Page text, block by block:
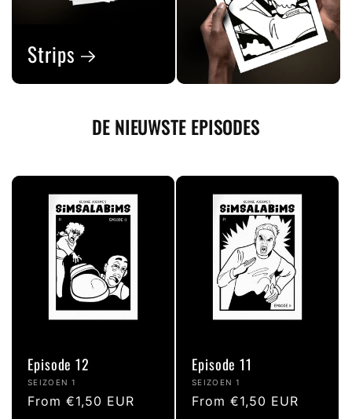
Strips
DE NIEUWSTE EPISODES
Episode 12
Vendor:
SEIZOEN 1
Regular
From €1,50 EUR
Episode 11
Vendor:
SEIZOEN 1
Regular
From €1,50 EUR